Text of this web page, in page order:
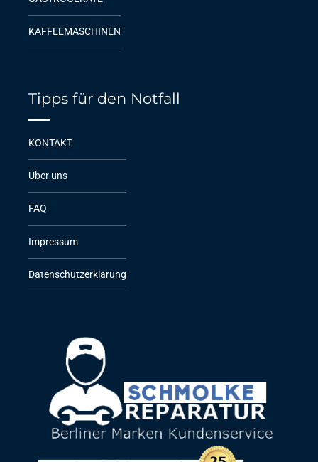
KAFFEEMASCHINEN
Tipps für den Notfall
KONTAKT
Über uns
FAQ
Impressum
Datenschutzerklärung